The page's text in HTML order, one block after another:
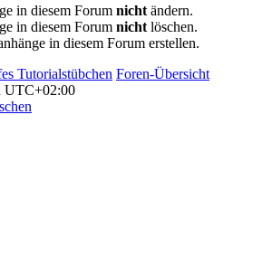
in diesem Forum nicht ändern.
in diesem Forum nicht löschen.
in diesem Forum erstellen.
Tutorialstübchen Foren-Übersicht
UTC+02:00